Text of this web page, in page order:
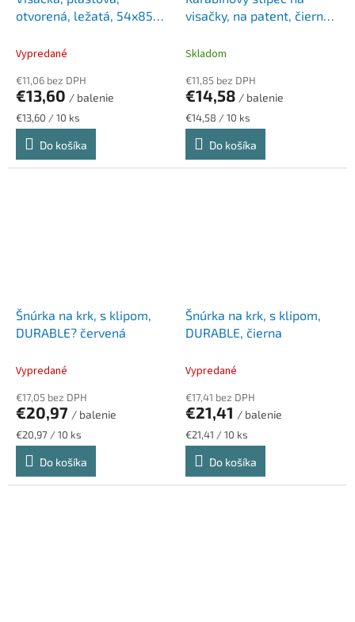
otvorená, ležatá, 54x85
Vypredané
€11,06 bez DPH
€13,60 / balenie
Jednotková
cena:
€13,60 / 10 ks
Do košíka
visačky, na patent, čierna,
Skladom
€11,85 bez DPH
€14,58 / balenie
Jednotková
cena:
€14,58 / 10 ks
Do košíka
Šnúrka na krk, s klipom,
DURABLE? červená
Vypredané
€17,05 bez DPH
€20,97 / balenie
Jednotková
cena:
€20,97 / 10 ks
Do košíka
Šnúrka na krk, s klipom,
DURABLE, čierna
Vypredané
€17,41 bez DPH
€21,41 / balenie
Jednotková
cena:
€21,41 / 10 ks
Do košíka